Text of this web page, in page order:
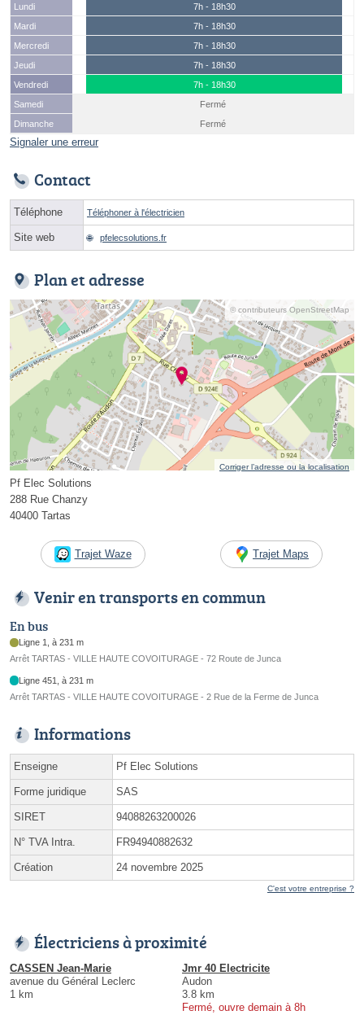
Lundi
7h - 18h30
Mardi
7h - 18h30
Mercredi
7h - 18h30
Jeudi
7h - 18h30
Vendredi
7h - 18h30
Samedi
Fermé
Dimanche
Fermé
Signaler une erreur
Contact
Téléphone Téléphoner à l'électricien
Site web pfelecsolutions.fr
Plan et adresse
© contributeurs OpenStreetMap
Corriger l’adresse ou la localisation
Pf Elec Solutions
288 Rue Chanzy
40400 Tartas
Trajet Waze Trajet Maps
Venir en transports en commun
En bus
Ligne 1, à 231 m
Arrêt TARTAS - VILLE HAUTE COVOITURAGE - 72 Route de Junca
Ligne 451, à 231 m
Arrêt TARTAS - VILLE HAUTE COVOITURAGE - 2 Rue de la Ferme de Junca
Informations
Enseigne Pf Elec Solutions
Forme juridique SAS
SIRET 94088263200026
N° TVA Intra. FR94940882632
Création 24 novembre 2025
C'est votre entreprise ?
Électriciens à proximité
CASSEN Jean-Marie
avenue du Général Leclerc
1 km
Jmr 40 Electricite
Audon
3.8 km
Fermé, ouvre demain à 8h